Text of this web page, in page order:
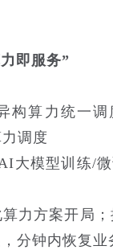
即服务”
构算力统一
调度
大模型训练/
力方案开局
分钟内恢复业